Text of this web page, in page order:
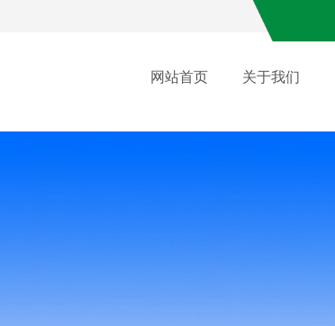
网站首页 关于我们